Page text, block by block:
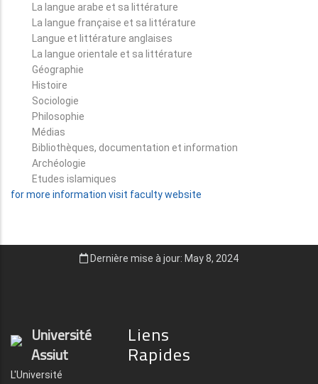
La langue arabe et sa littérature
La langue française et sa littérature
Langue et littérature anglaises
La langue orientale et sa littérature
Géographie
Histoire
Sociologie
Philosophie
Médias
Bibliothèques, documentation et information
Archéologie
Etudes islamiques
for more information visit faculty website
Dernière mise à jour: May 8, 2024
Université
Assiut
L'Université
Liens
Rapides